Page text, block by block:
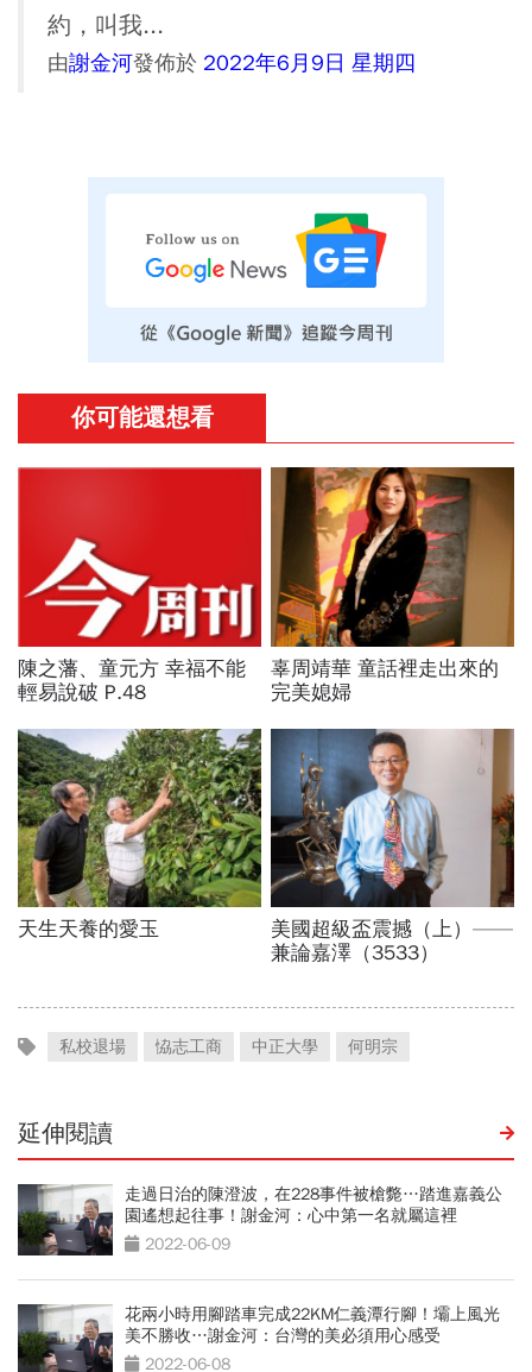
約，叫我...
由謝金河發佈於 2022年6月9日 星期四
私校退場 恊志工商 中正大學 何明宗
延伸閱讀
走過日治的陳澄波，在228事件被槍斃…踏進嘉義公
園遙想起往事！謝金河：心中第一名就屬這裡
2022-06-09
花兩小時用腳踏車完成22KM仁義潭行腳！壩上風光
美不勝收…謝金河：台灣的美必須用心感受
2022-06-08